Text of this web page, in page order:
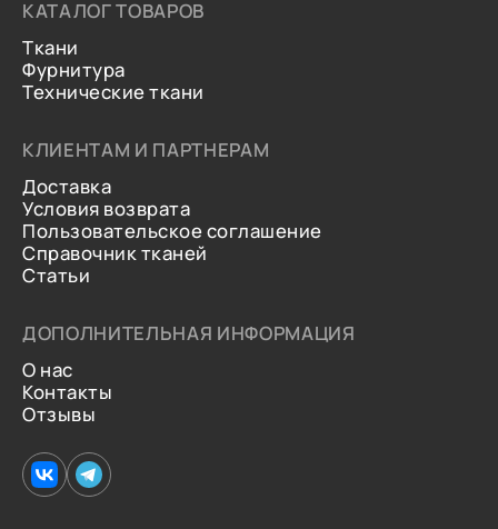
КАТАЛОГ ТОВАРОВ
Ткани
Фурнитура
Технические ткани
КЛИЕНТАМ И ПАРТНЕРАМ
Доставка
Условия возврата
Пользовательское соглашение
Справочник тканей
Статьи
ДОПОЛНИТЕЛЬНАЯ ИНФОРМАЦИЯ
О нас
Контакты
Отзывы